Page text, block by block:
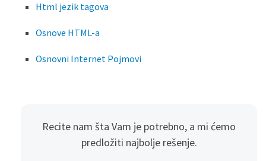
Html jezik tagova
Osnove HTML-a
Osnovni Internet Pojmovi
Recite nam šta Vam je potrebno, a mi ćemo
predložiti najbolje rešenje.